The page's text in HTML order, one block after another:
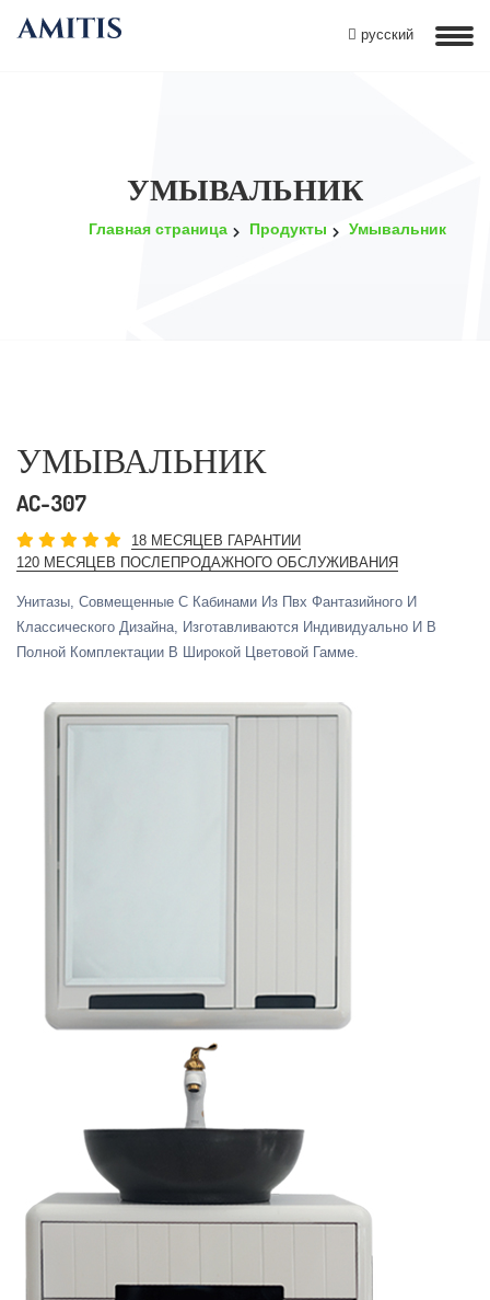
русский
УМЫВАЛЬНИК
Главная страница Продукты Умывальник
УМЫВАЛЬНИК
AC-307
18 МЕСЯЦЕВ ГАРАНТИИ
120 МЕСЯЦЕВ ПОСЛЕПРОДАЖНОГО ОБСЛУЖИВАНИЯ
Унитазы, Совмещенные С Кабинами Из Пвх Фантазийного И
Классического Дизайна, Изготавливаются Индивидуально И В
Полной Комплектации В Широкой Цветовой Гамме.